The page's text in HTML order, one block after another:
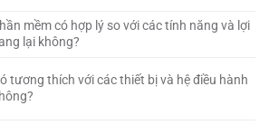
mềm có hợp lý so với các tính năng và lợi
lại không?
tương thích với các thiết bị và hệ điều hành